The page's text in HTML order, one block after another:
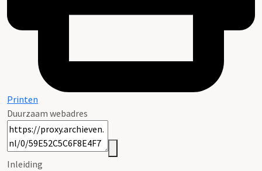
Printen
Duurzaam webadres
Inleiding